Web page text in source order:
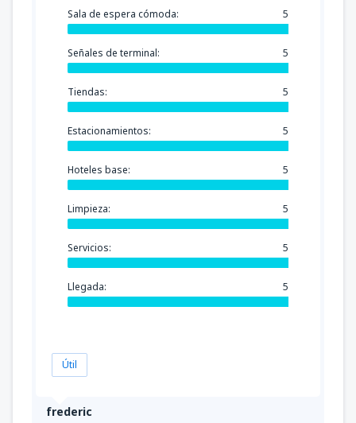
frederic
Sala de espera cómoda: 5
Señales de terminal: 5
Tiendas: 5
Estacionamientos: 5
Hoteles base: 5
Limpieza: 5
Servicios: 5
Llegada: 5
Útil